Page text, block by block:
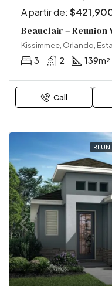
A partir de:
Beauclair – Reunion
Kissimmee, Orlando,
3 2 139m²
Call